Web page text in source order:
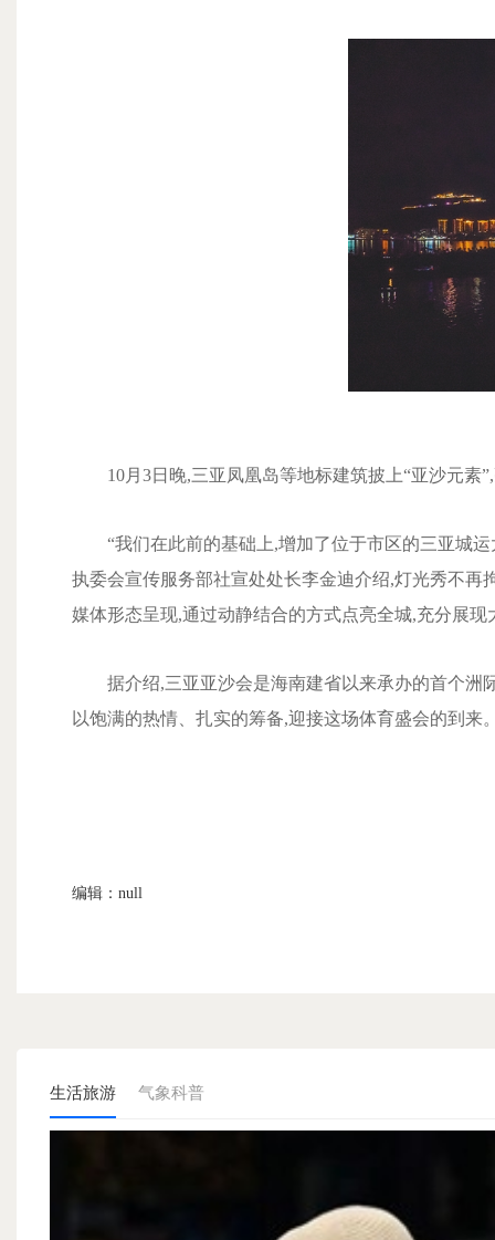
10月3日晚,三亚凤凰岛等地标建筑披上“亚沙元
“我们在此前的基础上,增加了位于市区的三亚城
执委会宣传服务部社宣处处长李金迪介绍,灯光秀不
媒体形态呈现,通过动静结合的方式点亮全城,充分展
据介绍,三亚亚沙会是海南建省以来承办的首个洲
以饱满的热情、扎实的筹备,迎接这场体育盛会的到来
编辑：null
生活旅游 气象科普